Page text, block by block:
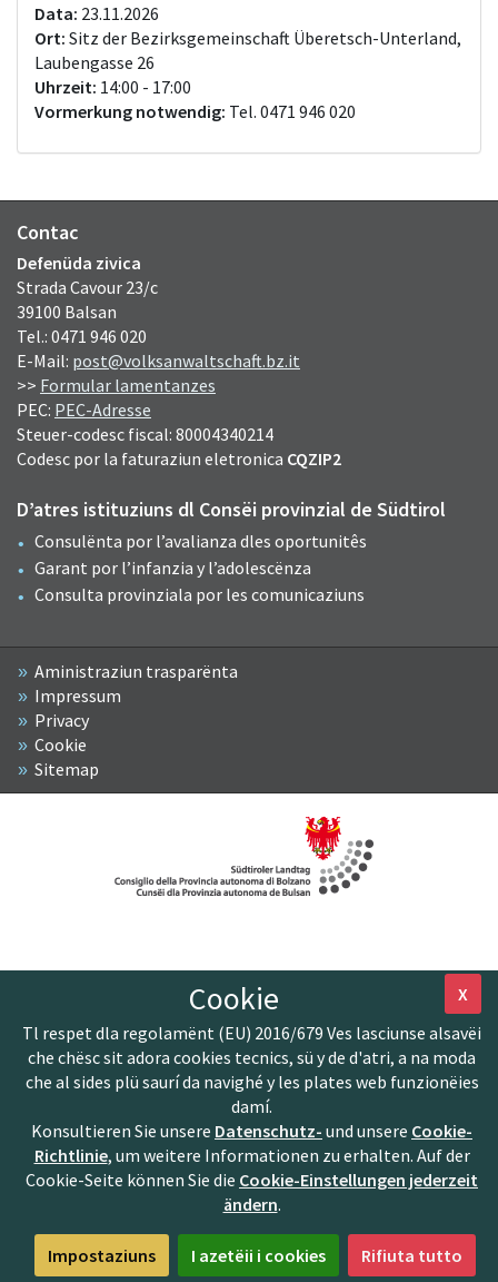
Data: 23.11.2026
Ort: Sitz der Bezirksgemeinschaft Überetsch-Unterland,
Laubengasse 26
Uhrzeit: 14:00 - 17:00
Vormerkung notwendig: Tel. 0471 946 020
Contac
Defenüda zivica
Strada Cavour 23/c
39100 Balsan
Tel.: 0471 946 020
E-Mail: post@volksanwaltschaft.bz.it
>> Formular lamentanzes
PEC: PEC-Adresse
Steuer-codesc fiscal: 80004340214
Codesc por la faturaziun eletronica CQZIP2
D’atres istituziuns dl Consëi provinzial de Südtirol
Consulënta por l’avalianza dles oportunitês
Garant por l’infanzia y l’adolescënza
Consulta provinziala por les comunicaziuns
Aministraziun trasparënta
Impressum
Privacy
Cookie
Sitemap
X
Cookie
Tl respet dla regolamënt (EU) 2016/679 Ves lasciunse alsavëi
che chësc sit adora cookies tecnics, sü y de d'atri, a na moda
che al sides plü saurí da navighé y les plates web funzionëies
damí.
Konsultieren Sie unsere Datenschutz- und unsere Cookie-
Richtlinie, um weitere Informationen zu erhalten. Auf der
Cookie-Seite können Sie die Cookie-Einstellungen jederzeit
ändern.
Impostaziuns I azetëii i cookies Rifiuta tutto